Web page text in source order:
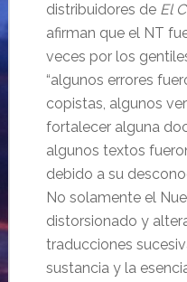
distribuidores de El
afirman que el NT
veces por los
“algunos errores
copistas, algunos
fortalecer alguna
algunos textos
debido a su
No solamente el
distorsionado y
traducciones
sustancia y la